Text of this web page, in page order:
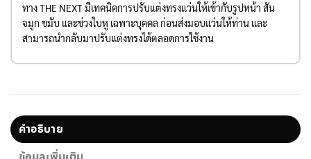
ทาง THE NEXT มีเทคนิคการปรับแต่งทรงแว่นให้เข้ากับรูปหน้า สัน
จมูก ขมับ และช่วงใบหู เฉพาะบุคคล ก่อนส่งมอบแว่นให้ท่าน และ
สามารถนำกลับมาปรับแต่งทรงได้ตลอดการใช้งาน
คำอธิบาย